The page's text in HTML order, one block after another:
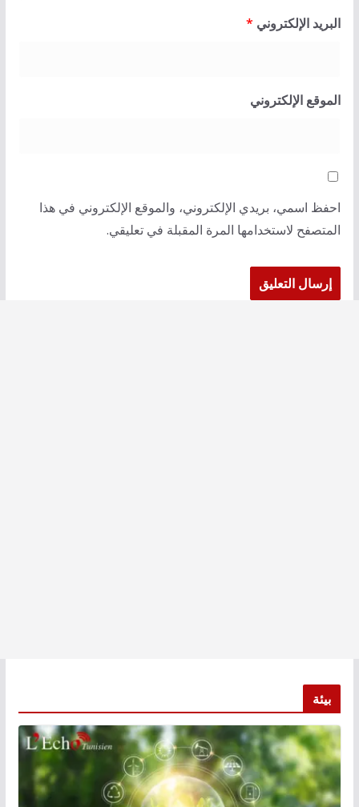
البريد الإلكتروني *
الموقع الإلكتروني
احفظ اسمي، بريدي الإلكتروني، والموقع الإلكتروني في هذا
المتصفح لاستخدامها المرة المقبلة في تعليقي.
بيئة